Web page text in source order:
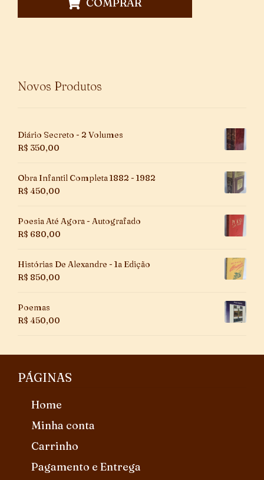
Novos Produtos
Diário Secreto - 2 Volumes
R$ 350,00
Obra Infantil Completa 1882 - 1982
R$ 450,00
Poesia Até Agora - Autografado
R$ 680,00
Histórias De Alexandre - 1a Edição
R$ 850,00
Poemas
R$ 450,00
PÁGINAS
Home
Minha conta
Carrinho
Pagamento e Entrega